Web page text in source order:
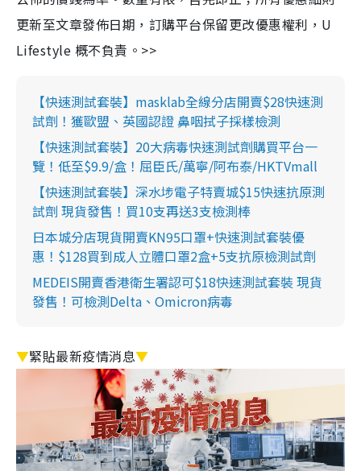
更新至文章發佈日期，訂購平台保留更改優惠權利，U
Lifestyle 概不負責。>>
【快速測試套裝】masklab全線分店開賣$28快速測
試劑！獲歐盟、英國認證 鼻咽拭子採樣檢測
【快速測試套裝】20大病毒快速測試劑購買平台一
覽！低至$9.9/盒！屈臣氏/萬寧/阿布泰/HKTVmall
【快速測試套裝】深水埗電子特賣城$15快速抗原測
試劑 現貨發售！買10支再送3支檢測棒
日本城分店現貨開賣KN95口罩+快速測試套裝優
惠！$128買到成人立體口罩2盒+5支抗原檢測試劑
MEDEIS開賣香港衛生署認可$18快速測試套裝 現貨
發售！可檢測Delta、Omicron病毒
▼緊貼最新疫情消息▼